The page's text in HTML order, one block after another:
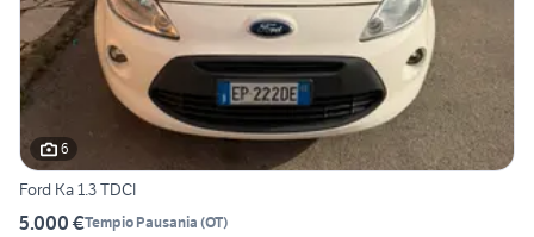
6
Ford Ka 1.3 TDCI
5.000 €Tempio Pausania (OT)